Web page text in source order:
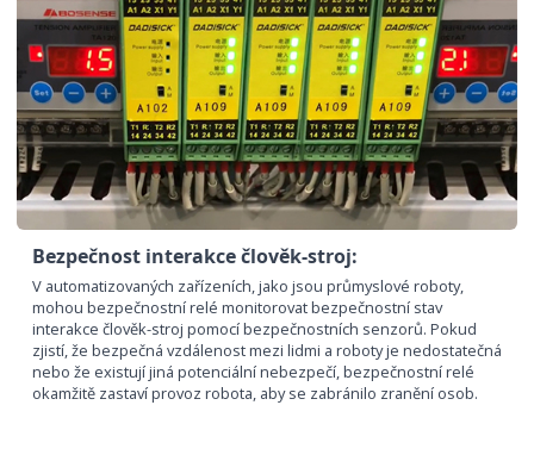
Bezpečnost interakce člověk-stroj:
V automatizovaných zařízeních, jako jsou průmyslové roboty,
mohou bezpečnostní relé monitorovat bezpečnostní stav
interakce člověk-stroj pomocí bezpečnostních senzorů. Pokud
zjistí, že bezpečná vzdálenost mezi lidmi a roboty je nedostatečná
nebo že existují jiná potenciální nebezpečí, bezpečnostní relé
okamžitě zastaví provoz robota, aby se zabránilo zranění osob.